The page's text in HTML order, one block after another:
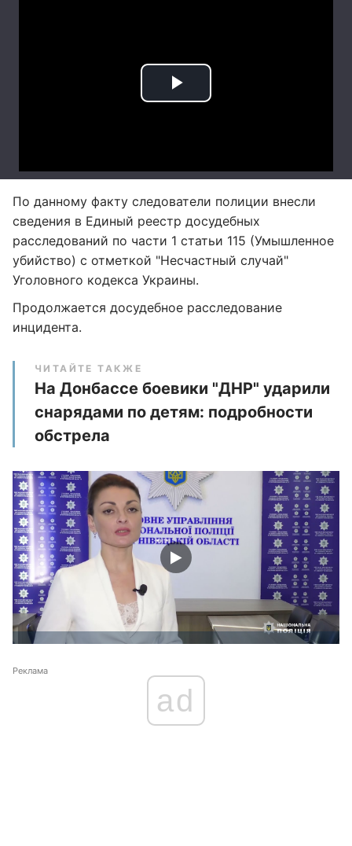
По данному факту следователи полиции внесли
сведения в Единый реестр досудебных
расследований по части 1 статьи 115 (Умышленное
убийство) с отметкой "Несчастный случай"
Уголовного кодекса Украины.
Продолжается досудебное расследование
инцидента.
ЧИТАЙТЕ ТАКЖЕ
На Донбассе боевики "ДНР" ударили
снарядами по детям: подробности
обстрела
Реклама
ad